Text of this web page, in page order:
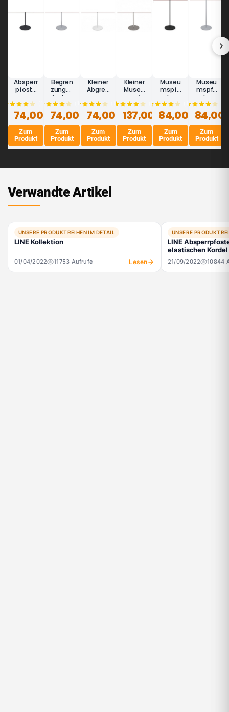
Absperr
pfoste
45cm
schwar
z - LINE
MINI
(10)
74,00 €
Zum
Produkt
Begren
zungsp
fosten
45 cm
(Silber)
- LINE
MINI
(16)
74,00 €
Zum
Produkt
Kleiner
Abgren
fosten
weiß
45 cm
- LINE
MINI
(16)
74,00 €
Zum
Produkt
Kleiner
Museu
mspfo
sten
Edelsta
hl
satinier
t 45
cm -
LINE
(5)
137,00 €
Zum
Produkt
Museu
mspfo
sten
mit
Kordel
(schwa
rz) -
LINE
(16)
84,00 €
Zum
Produkt
Museu
mspfo
sten
silber
LINE -
Absperr
pfoste
n für
Galerie
n
84,00
Zum
Produkt
Verwandte Artikel
UNSERE PRODUKTREIHEN IM DETAIL
LINE Kollektion
01/04/2022 11753 Aufrufe Lesen
UNSERE
LINE
elastischen Kordel
21/09/2022 10844